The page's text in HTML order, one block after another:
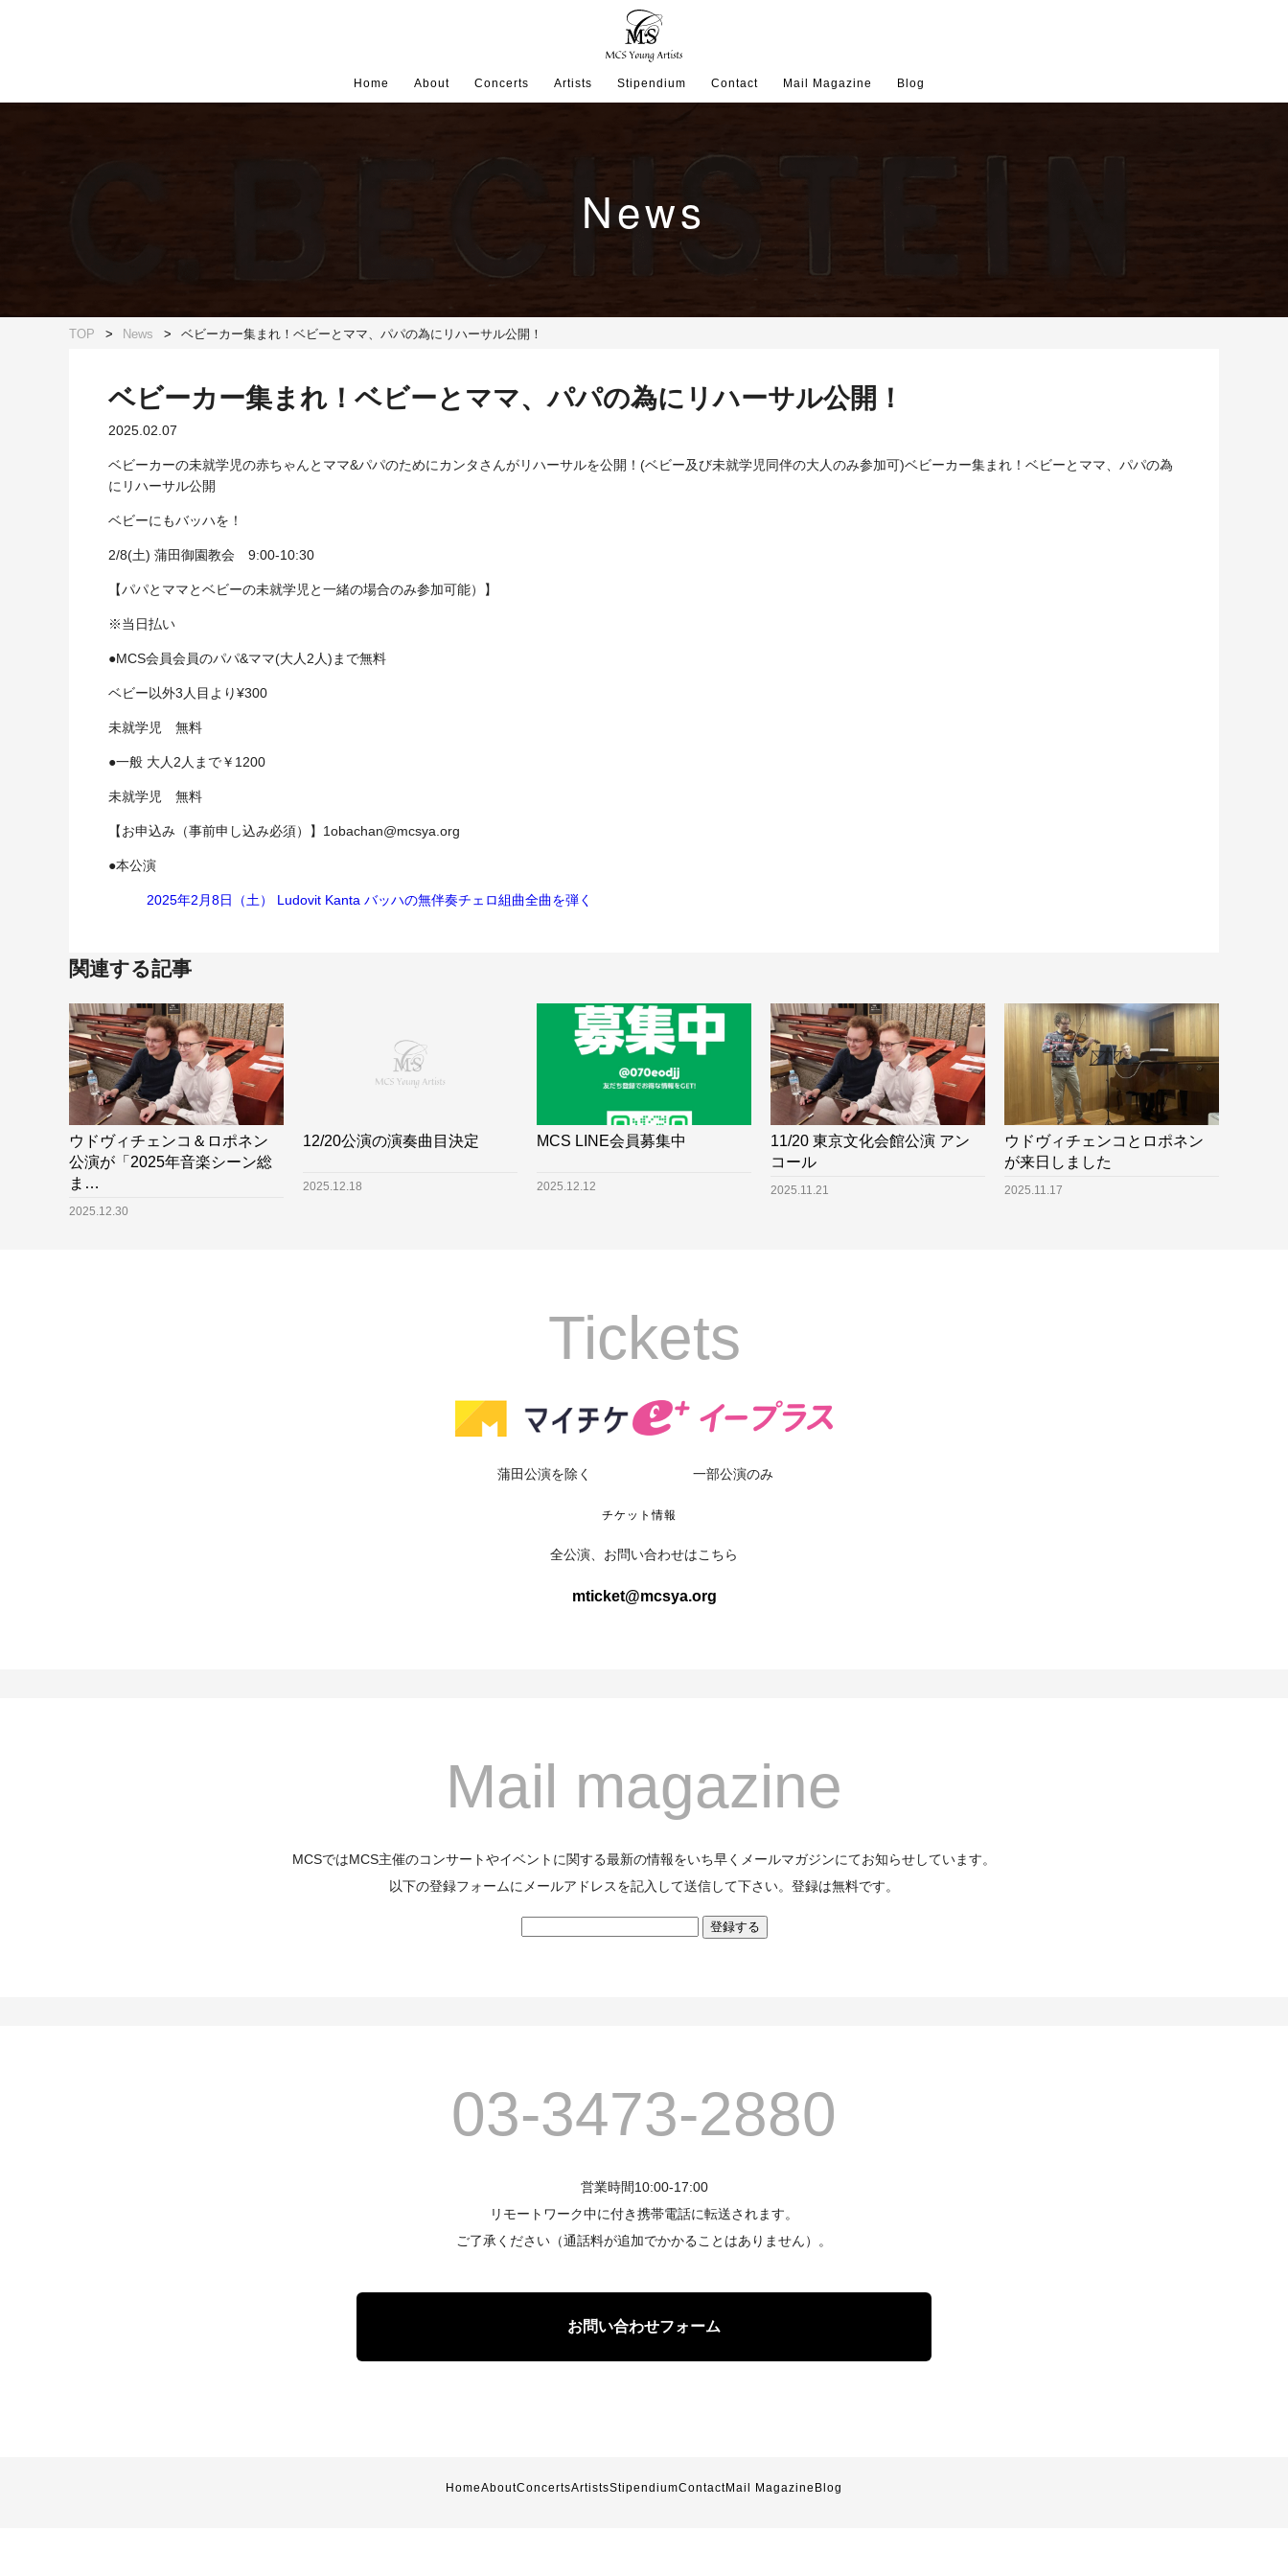
Home About Concerts Artists Stipendium Contact Mail Magazine Blog
News
TOP News ベビーカー集まれ！ベビーとママ、パパの為にリハーサル公開！
ベビーカー集まれ！ベビーとママ、パパの為にリハーサル公開！
2025.02.07
ベビーカーの未就学児の赤ちゃんとママ&パパのためにカンタさんがリハーサルを公開！(ベビー及び未就学児同伴の大人のみ参加可)ベビーカー集まれ！ベビーとママ、パパの為
にリハーサル公開
ベビーにもバッハを！
2/8(土) 蒲田御園教会 9:00-10:30
【パパとママとベビーの未就学児と一緒の場合のみ参加可能）】
※当日払い
●MCS会員会員のパパ&ママ(大人2人)まで無料
ベビー以外3人目より¥300
未就学児 無料
●一般 大人2人まで￥1200
未就学児 無料
【お申込み（事前申し込み必須）】1obachan@mcsya.org
●本公演
2025年2月8日（土） Ludovit Kanta バッハの無伴奏チェロ組曲全曲を弾く
関連する記事
ウドヴィチェンコ＆ロポネン
公演が「2025年音楽シーン総
ま…
2025.12.30
12/20公演の演奏曲目決定
2025.12.18
MCS LINE会員募集中
2025.12.12
11/20 東京文化会館公演 アン
コール
2025.11.21
ウドヴィチェンコとロポネン
が来日しました
2025.11.17
Tickets
蒲田公演を除く 一部公演のみ
チケット情報
全公演、お問い合わせはこちら
mticket@mcsya.org
Mail magazine
MCSではMCS主催のコンサートやイベントに関する最新の情報をいち早くメールマガジンにてお知らせしています。
以下の登録フォームにメールアドレスを記入して送信して下さい。登録は無料です。
03-3473-2880
営業時間10:00-17:00
リモートワーク中に付き携帯電話に転送されます。
ご了承ください（通話料が追加でかかることはありません）。
お問い合わせフォーム
HomeAboutConcertsArtistsStipendiumContactMail Magazine Blog